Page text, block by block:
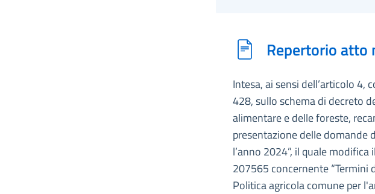
Repertorio atto
Intesa, ai sensi dell’articolo 4,
428, sullo schema di decreto
alimentare e delle foreste,
presentazione delle domande
l’anno 2024”, il quale
207565 concernente
Politica agricola comune per